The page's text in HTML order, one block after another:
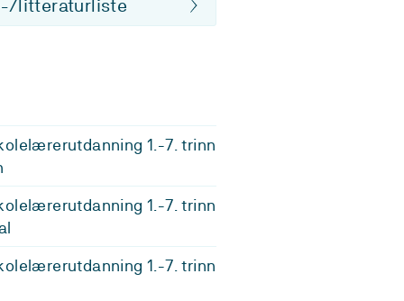
litteraturliste
1.-7. trinn
1.-7. trinn
1.-7. trinn